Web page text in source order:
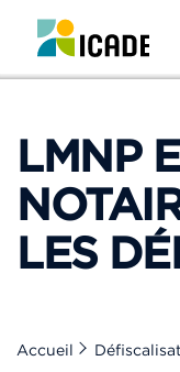
LMNP
LES
Accueil